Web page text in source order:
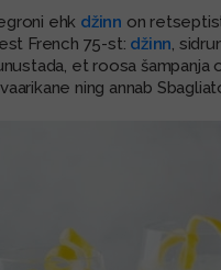
ehk džinn on
French 75-st: džinn ,
et roosa
ning annab